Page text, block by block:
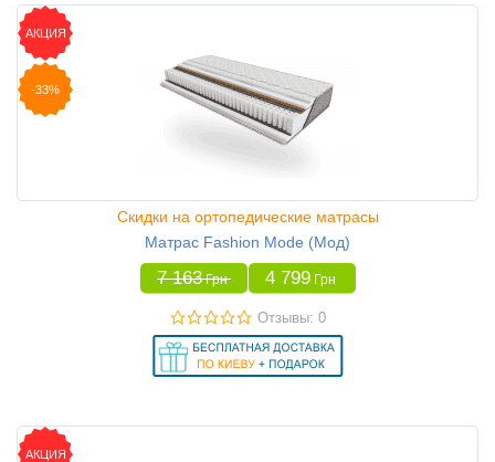
АКЦИЯ
-33%
Скидки на ортопедические матрасы
Матрас Fashion Mode (Мод)
7 163 Грн 4 799 Грн
Отзывы: 0
АКЦИЯ